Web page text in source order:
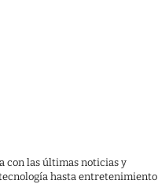
con las últimas noticias y
hasta entretenimiento